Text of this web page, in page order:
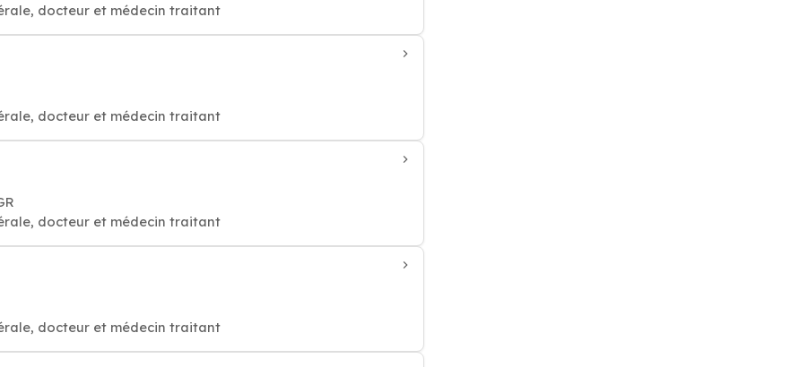
docteur et médecin traitant
docteur et médecin traitant
docteur et médecin traitant
docteur et médecin traitant